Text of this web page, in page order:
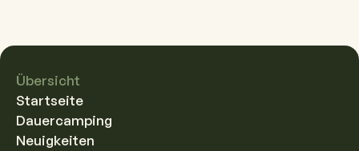
Übersicht
Startseite
Dauercamping
Neuigkeiten